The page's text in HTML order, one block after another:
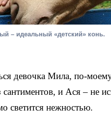
– идеальный «детский» конь.
девочка Мила, по-
и Ася – не
светится нежностью.